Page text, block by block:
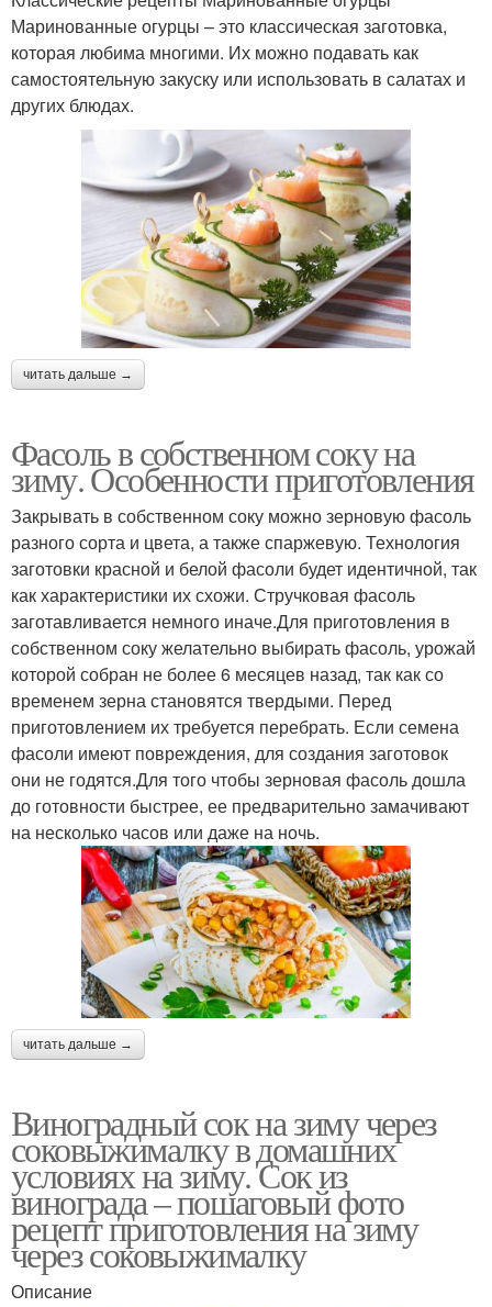
Маринованные огурцы – это классическая заготовка,
которая любима многими. Их можно подавать как
самостоятельную закуску или использовать в салатах и
других блюдах.
читать дальше →
Фасоль в собственном соку на
зиму. Особенности приготовления
Закрывать в собственном соку можно зерновую фасоль
разного сорта и цвета, а также спаржевую. Технология
заготовки красной и белой фасоли будет идентичной, так
как характеристики их схожи. Стручковая фасоль
заготавливается немного иначе.Для приготовления в
собственном соку желательно выбирать фасоль, урожай
которой собран не более 6 месяцев назад, так как со
временем зерна становятся твердыми. Перед
приготовлением их требуется перебрать. Если семена
фасоли имеют повреждения, для создания заготовок
они не годятся.Для того чтобы зерновая фасоль дошла
до готовности быстрее, ее предварительно замачивают
на несколько часов или даже на ночь.
читать дальше →
Виноградный сок на зиму через
соковыжималку в домашних
условиях на зиму. Сок из
винограда – пошаговый фото
рецепт приготовления на зиму
через соковыжималку
Описание